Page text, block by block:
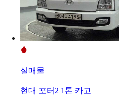
실매물
현대 포터2 1톤 카고